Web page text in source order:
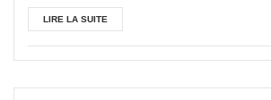
LIRE LA SUITE